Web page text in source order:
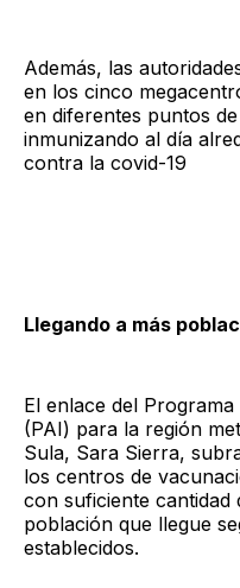
Además, las
en los cinco
en diferentes puntos
inmunizando al día
contra la covid-19
Llegando a más
El enlace del
(PAI) para la región
Sula, Sara Sierra,
los centros de
con suficiente cantidad
población que llegue
establecidos.